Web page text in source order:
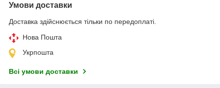
Умови доставки
Доставка здійснюється тільки по передоплаті.
Нова Пошта
Укрпошта
Всі умови доставки